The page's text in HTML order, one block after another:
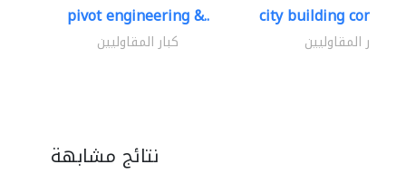
pivot engineering &..
كبار المقاوليين
city building
كبار المقاوليين
نتائج مشابهة